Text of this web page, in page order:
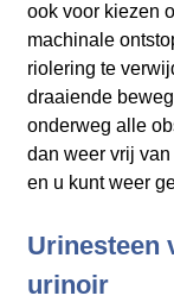
ook voor kiezen
machinale
riolering te
draaiende
onderweg alle
dan weer vrij
en u kunt weer
Urinesteen
urinoir